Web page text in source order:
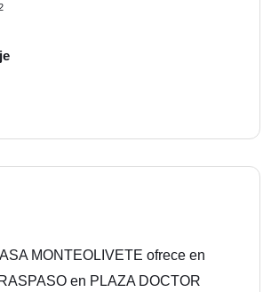
MONTEOLIVETE ofrece en
en PLAZA DOCTOR